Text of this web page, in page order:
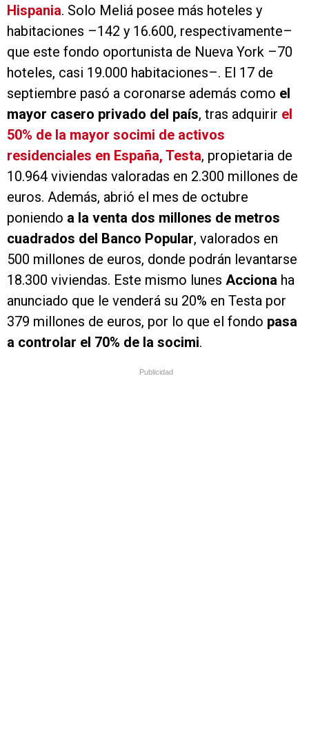
Hispania. Solo Meliá posee más hoteles y
habitaciones –142 y 16.600, respectivamente–
que este fondo oportunista de Nueva York –70
hoteles, casi 19.000 habitaciones–. El 17 de
septiembre pasó a coronarse además como el
mayor casero privado del país, tras adquirir el
50% de la mayor socimi de activos
residenciales en España, Testa, propietaria de
10.964 viviendas valoradas en 2.300 millones de
euros. Además, abrió el mes de octubre
poniendo a la venta dos millones de metros
cuadrados del Banco Popular, valorados en
500 millones de euros, donde podrán levantarse
18.300 viviendas. Este mismo lunes Acciona ha
anunciado que le venderá su 20% en Testa por
379 millones de euros, por lo que el fondo pasa
a controlar el 70% de la socimi.
Publicidad